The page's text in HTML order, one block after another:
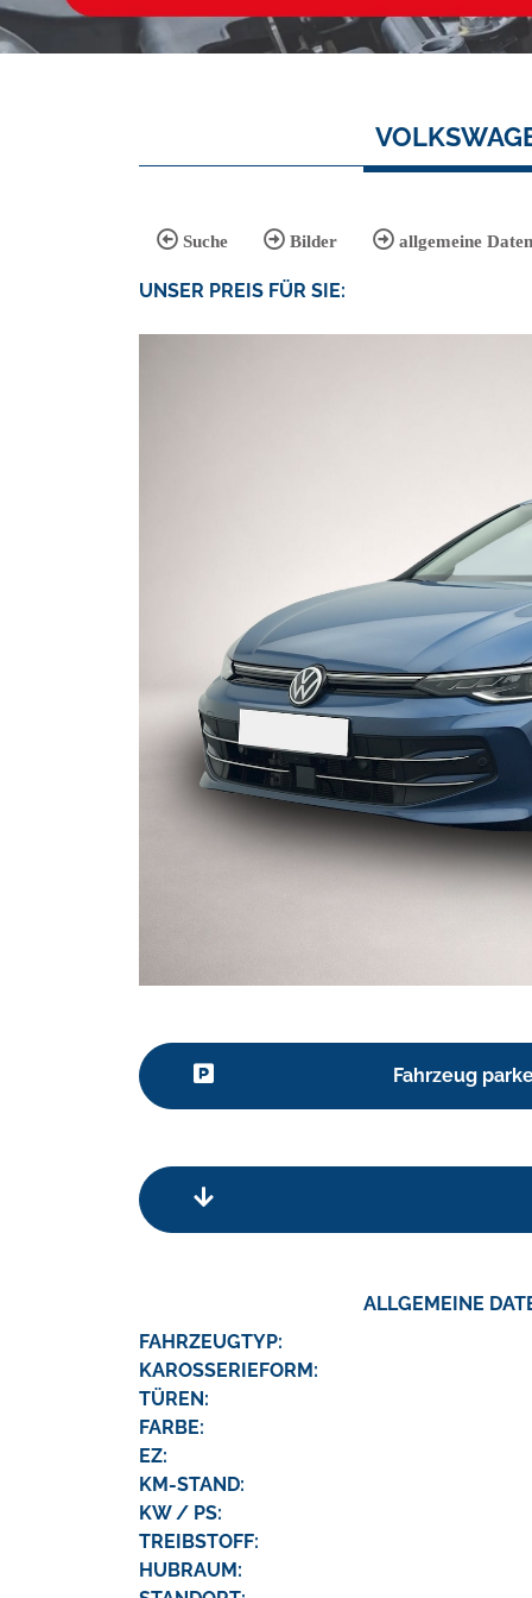
Suche Bilder allgemeine Daten
UNSER PREIS FÜR SIE:
Fahrzeug
ALLGEMEINE
FAHRZEUGTYP:
KAROSSERIEFORM:
TÜREN:
FARBE:
EZ:
KM-STAND:
KW / PS:
TREIBSTOFF:
HUBRAUM: